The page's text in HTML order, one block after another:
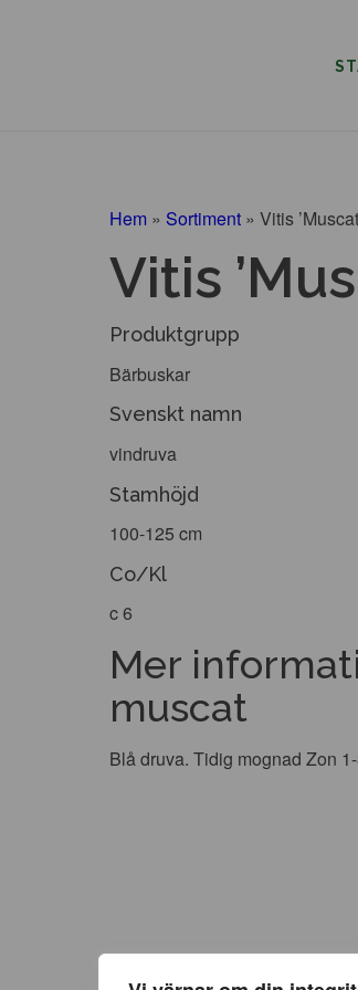
Hem » Sortiment » Vitis
Vitis
Produktgrupp
Bärbuskar
Svenskt namn
vindruva
Stamhöjd
100-125 cm
Co/Kl
c 6
Mer
muscat
Blå druva. Tidig mognad Zon